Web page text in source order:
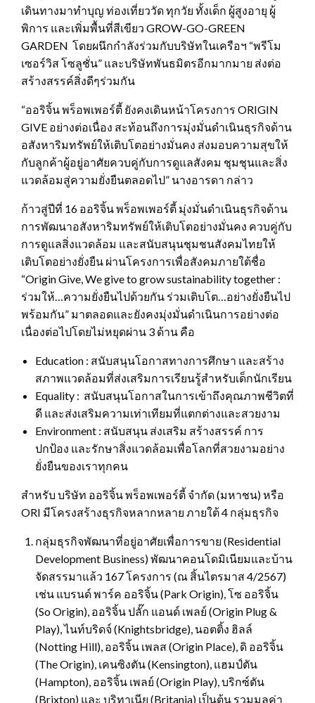
เดินทางมาทำบุญ ท่องเที่ยววัด ทุกวัย ทั้งเด็ก ผู้สูงอายุ ผู้
พิการ และเพิ่มพื้นที่สีเขียว GROW-GO-GREEN
GARDEN โดยผนึกกำลังร่วมกับบริษัทในเครือฯ “พรีโม
เซอร์วิส โซลูชั่น” และบริษัทพันธมิตรอีกมากมาย ส่งต่อ
สร้างสรรค์สิ่งดีๆร่วมกัน
“ออริจิ้น พร็อพเพอร์ตี้ ยังคงเดินหน้าโครงการ ORIGIN
GIVE อย่างต่อเนื่อง สะท้อนถึงการมุ่งมั่นดำเนินธุรกิจด้าน
อสังหาริมทรัพย์ให้เติบโตอย่างมั่นคง ส่งมอบความสุขให้
กับลูกค้าผู้อยู่อาศัยควบคู่กับการดูแลสังคม ชุมชุนและสิ่ง
แวดล้อมสู่ความยั่งยืนตลอดไป” นางอารดา กล่าว
ก้าวสู่ปีที่ 16 ออริจิ้น พร็อพเพอร์ตี้ มุ่งมั่นดำเนินธุรกิจด้าน
การพัฒนาอสังหาริมทรัพย์ให้เติบโตอย่างมั่นคง ควบคู่กับ
การดูแลสิ่งแวดล้อม และสนับสนุนชุมชนสังคมไทยให้
เติบโตอย่างยั่งยืน ผ่านโครงการเพื่อสังคมภายใต้ชื่อ
“Origin Give, We give to grow sustainability together :
ร่วมให้…ความยั่งยืนไปด้วยกัน ร่วมเติบโต…อย่างยั่งยืนไป
พร้อมกัน” มาตลอดและยังคงมุ่งมั่นดำเนินการอย่างต่อ
เนื่องต่อไปโดยไม่หยุดผ่าน 3 ด้าน คือ
Education : สนับสนุนโอกาสทางการศึกษา และสร้าง
สภาพแวดล้อมที่ส่งเสริมการเรียนรู้สำหรับเด็กนักเรียน
Equality : สนับสนุนโอกาสในการเข้าถึงคุณภาพชีวิตที่
ดี และส่งเสริมความเท่าเทียมที่แตกต่างและสวยงาม
Environment : สนับสนุน ส่งเสริม สร้างสรรค์ การ
ปกป้อง และรักษาสิ่งแวดล้อมเพื่อโลกที่สวยงามอย่าง
ยั่งยืนของเราทุกคน
สำหรับ บริษัท ออริจิ้น พร็อพเพอร์ตี้ จำกัด (มหาชน) หรือ
ORI มีโครงสร้างธุรกิจหลากหลาย ภายใต้ 4 กลุ่มธุรกิจ
กลุ่มธุรกิจพัฒนาที่อยู่อาศัยเพื่อการขาย (Residential
Development Business) พัฒนาคอนโดมิเนียมและบ้าน
จัดสรรมาแล้ว 167 โครงการ (ณ สิ้นไตรมาส 4/2567)
เช่น แบรนด์ พาร์ค ออริจิ้น (Park Origin), โซ ออริจิ้น
(So Origin), ออริจิ้น ปลั๊ก แอนด์ เพลย์ (Origin Plug &
Play), ไนท์บริดจ์ (Knightsbridge), นอตติ้ง ฮิลล์
(Notting Hill), ออริจิ้น เพลส (Origin Place), ดิ ออริจิ้น
(The Origin), เคนซิงตัน (Kensington), แฮมป์ตัน
(Hampton), ออริจิ้น เพลย์ (Origin Play), บริกซ์ตัน
(Brixton) และ บริทาเนีย (Britania) เป็นต้น รวมมูลค่า